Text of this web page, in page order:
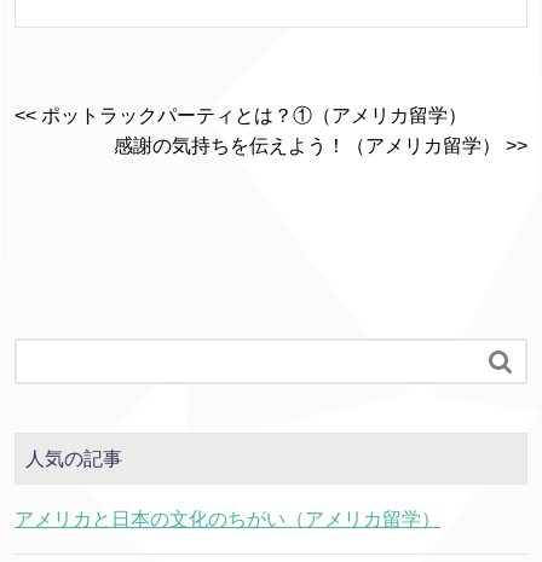
<< ポットラックパーティとは？①（アメリカ留学）
感謝の気持ちを伝えよう！（アメリカ留学） >>

人気の記事
アメリカと日本の文化のちがい（アメリカ留学）